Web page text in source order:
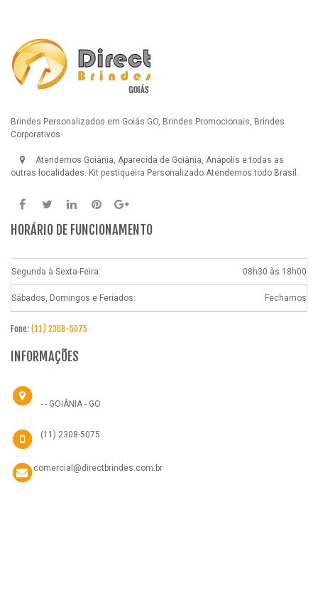
Brindes Personalizados em Goiás GO, Brindes Promocionais, Brindes
Corporativos
Atendemos Goiânia, Aparecida de Goiânia, Anápolis e todas as
outras localidades. Kit pestiqueira Personalizado Atendemos todo Brasil.
HORÁRIO DE FUNCIONAMENTO
Segunda à Sexta-Feira: 08h30 às 18h00
Sábados, Domingos e Feriados: Fechamos
Fone: (11) 2308-5075
INFORMAÇÕES
- - GOIÂNIA - GO
(11) 2308-5075
comercial@directbrindes.com.br